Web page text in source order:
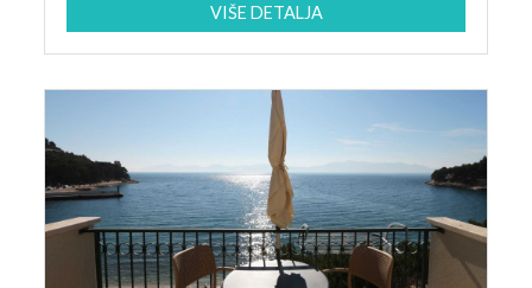
VIŠE DETALJA